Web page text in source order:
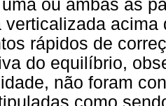
ou ambas as
verticalizada
rápidos de
do equilíbrio,
não foram